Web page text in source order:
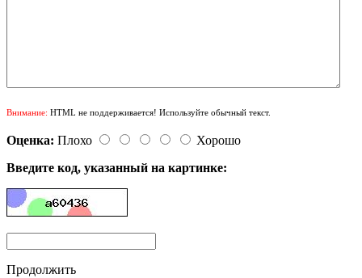
Внимание: HTML не поддерживается! Используйте обычный текст.
Оценка: Плохо
Хорошо
Введите код, указанный на картинке:
Продолжить